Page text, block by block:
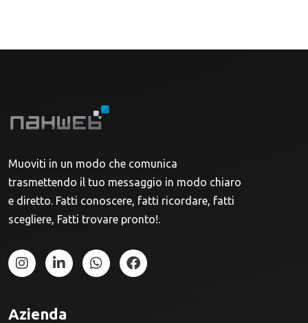
Muoviti in un modo che comunica
trasmettendo il tuo messaggio in modo chiaro
e diretto. Fatti conoscere, fatti ricordare, fatti
scegliere, Fatti trovare pronto!.
Azienda